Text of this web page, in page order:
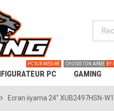
PC
PC SUR MESURE
GAMING
CHOISIS TON ARME BY
chevron_right Ecran iiyama 24" XUB2497HSN-